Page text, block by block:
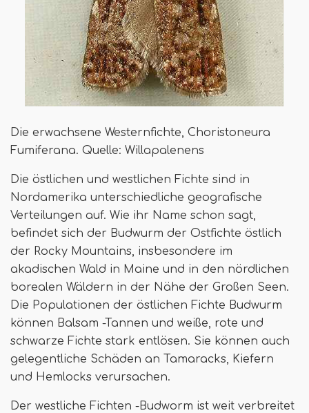
Die erwachsene Westernfichte, Choristoneura
Fumiferana. Quelle: Willapalenens
Die östlichen und westlichen Fichte sind in
Nordamerika unterschiedliche geografische
Verteilungen auf. Wie ihr Name schon sagt,
befindet sich der Budwurm der Ostfichte östlich
der Rocky Mountains, insbesondere im
akadischen Wald in Maine und in den nördlichen
borealen Wäldern in der Nähe der Großen Seen.
Die Populationen der östlichen Fichte Budwurm
können Balsam -Tannen und weiße, rote und
schwarze Fichte stark entlösen. Sie können auch
gelegentliche Schäden an Tamaracks, Kiefern
und Hemlocks verursachen.
Der westliche Fichten -Budworm ist weit verbreitet